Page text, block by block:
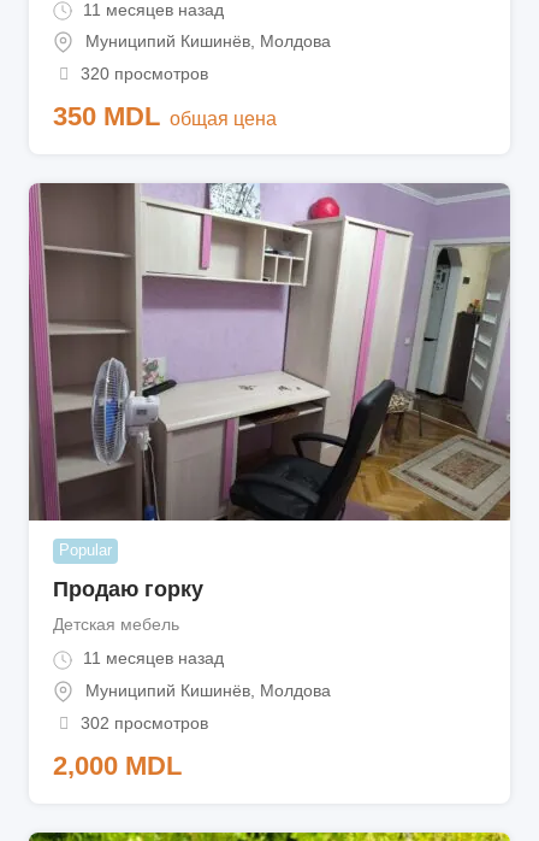
11 месяцев назад
Муниципий Кишинёв Молдова
320 просмотров
350 MDL общая цена
Popular
Продаю горку
Детская мебель
11 месяцев назад
Муниципий Кишинёв Молдова
302 просмотров
2,000 MDL